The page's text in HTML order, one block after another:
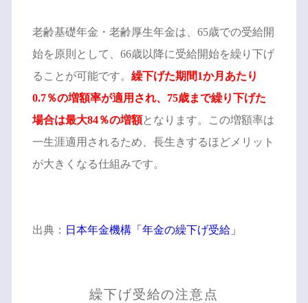
老齢基礎年金・老齢厚生年金は、65歳での受給開
始を原則として、66歳以降に受給開始を繰り下げ
ることが可能です。 繰下げた期間1か月あたり
0.7％の増額率が適用され、75歳まで繰り下げた
場合は最大84％の増額となります。この増額率は
一生涯適用されるため、長生きするほどメリット
が大きくなる仕組みです。
出典： 日本年金機構「年金の繰下げ受給」
繰下げ受給の注意点